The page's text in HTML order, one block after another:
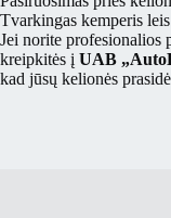
Tvarkingas kemperis
Jei norite profesionalios
kreipkitės į UAB
kad jūsų kelionės